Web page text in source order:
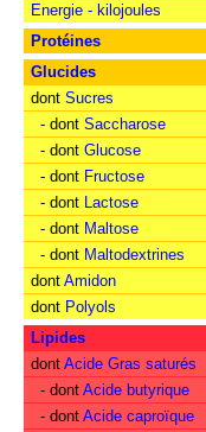
Energie - kilojoules
Protéines
Glucides
dont Sucres
- dont Saccharose
- dont Glucose
- dont Fructose
- dont Lactose
- dont Maltose
- dont Maltodextrines
dont Amidon
dont Polyols
Lipides
dont Acide Gras saturés
- dont Acide butyrique
- dont Acide caproïque